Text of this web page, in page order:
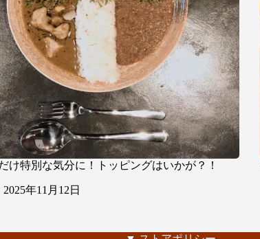
け特別な気分に！トッピングはいかが？！
2025年11月12日